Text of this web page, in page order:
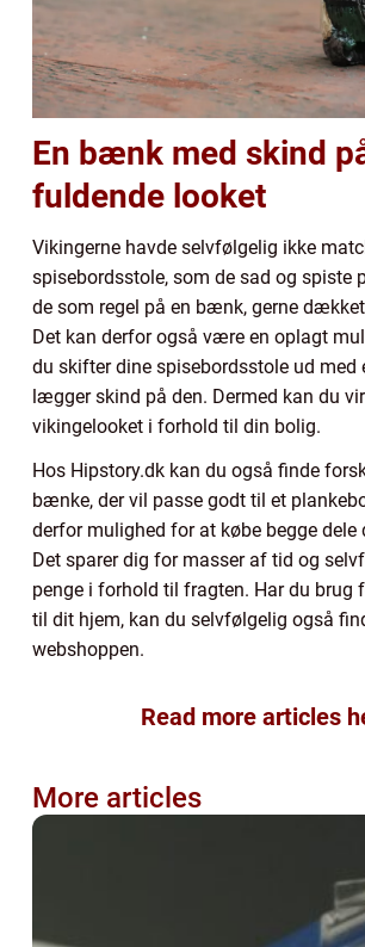
En bænk med skind
fuldende looket
Vikingerne havde selvfølgelig ikke
spisebordsstole, som de sad og spiste
de som regel på en bænk, gerne
Det kan derfor også være en oplagt
du skifter dine spisebordsstole ud med
lægger skind på den. Dermed kan du
vikingelooket i forhold til din bolig.
Hos Hipstory.dk kan du også finde
bænke, der vil passe godt til et
derfor mulighed for at købe begge dele
Det sparer dig for masser af tid og
penge i forhold til fragten. Har du brug
til dit hjem, kan du selvfølgelig også
webshoppen.
Read more articles
More articles